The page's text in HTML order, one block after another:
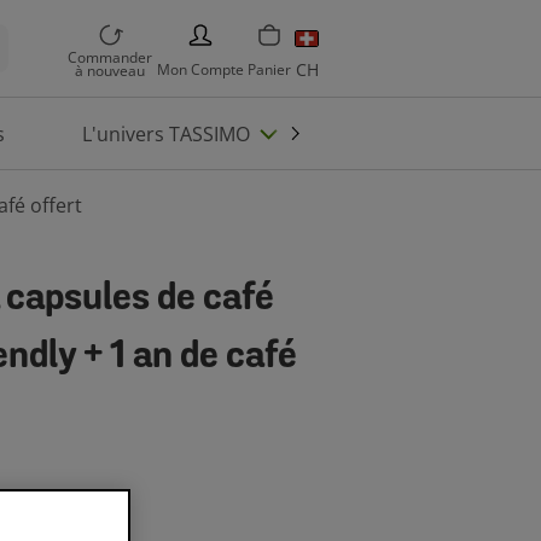
Commander
à nouveau
PERSON
Mon Compte Panier CH
L'univers TASSIMO
offert
de café
+ 1 an de café